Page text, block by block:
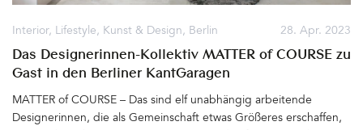
28. Apr. 2023
Interior, Lifestyle, Kunst & Design, Berlin
Das Designerinnen-Kollektiv MATTER of COURSE zu
Gast in den Berliner KantGaragen
MATTER of COURSE – Das sind elf unabhängig arbeitende
Designerinnen, die als Gemeinschaft etwas Größeres erschaffen,